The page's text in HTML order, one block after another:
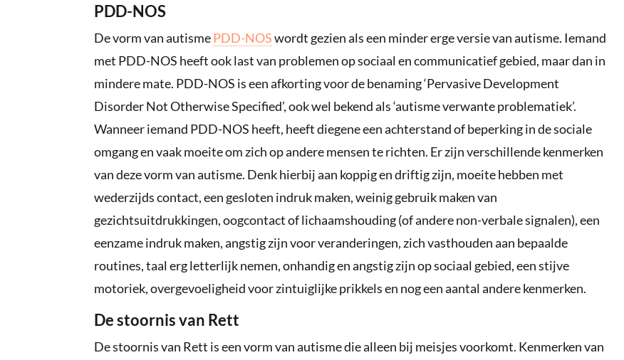
PDD-NOS
De vorm van autismePDD-NOSwordt gezien als een minder erge versie van autisme. Iemand
met PDD-NOS heeft ook last van problemen op sociaal en communicatief gebied, maar dan in
mindere mate. PDD-NOS is een afkorting voor de benaming ‘Pervasive Development
Disorder Not Otherwise Specified’, ook wel bekend als ‘autisme verwante problematiek’.
Wanneer iemand PDD-NOS heeft, heeft diegene een achterstand of beperking in de sociale
omgang en vaak moeite om zich op andere mensen te richten. Er zijn verschillende kenmerken
van deze vorm van autisme. Denk hierbij aan koppig en driftig zijn, moeite hebben met
wederzijds contact, een gesloten indruk maken, weinig gebruik maken van
gezichtsuitdrukkingen, oogcontact of lichaamshouding (of andere non-verbale signalen), een
eenzame indruk maken, angstig zijn voor veranderingen, zich vasthouden aan bepaalde
routines, taal erg letterlijk nemen, onhandig en angstig zijn op sociaal gebied, een stijve
motoriek, overgevoeligheid voor zintuiglijke prikkels en nog een aantal andere kenmerken.
De stoornis van Rett
De stoornis van Rett is een vorm van autisme die alleen bij meisjes voorkomt. Kenmerken van